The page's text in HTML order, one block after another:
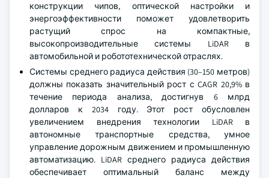
конструкции чипов, оптической настройки и
энергоэффективности поможет удовлетворить
растущий спрос на компактные,
высокопроизводительные системы LiDAR в
автомобильной и робототехнической отраслях.
Системы среднего радиуса действия (30–150 метров)
должны показать значительный рост с CAGR 20,9% в
течение периода анализа, достигнув 6 млрд
долларов к 2034 году. Этот рост обусловлен
увеличением внедрения технологии LiDAR в
автономные транспортные средства, умное
управление дорожным движением и промышленную
автоматизацию. LiDAR среднего радиуса действия
обеспечивает оптимальный баланс между